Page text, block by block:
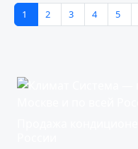
1 2 3 4 5